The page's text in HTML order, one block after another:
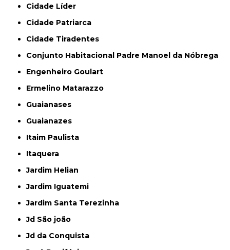
Cidade Líder
Cidade Patriarca
Cidade Tiradentes
Conjunto Habitacional Padre Manoel da Nóbrega
Engenheiro Goulart
Ermelino Matarazzo
Guaianases
Guaianazes
Itaim Paulista
Itaquera
Jardim Helian
Jardim Iguatemi
Jardim Santa Terezinha
Jd São joão
Jd da Conquista